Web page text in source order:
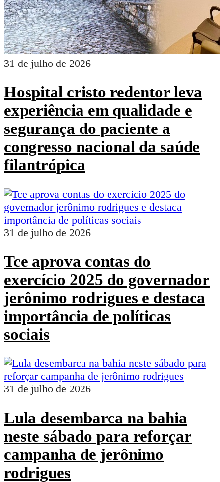
31 de julho de 2026
Hospital cristo redentor leva
experiência em qualidade e
segurança do paciente a
congresso nacional da saúde
filantrópica
31 de julho de 2026
Tce aprova contas do
exercício 2025 do governador
jerônimo rodrigues e destaca
importância de políticas
sociais
31 de julho de 2026
Lula desembarca na bahia
neste sábado para reforçar
campanha de jerônimo
rodrigues